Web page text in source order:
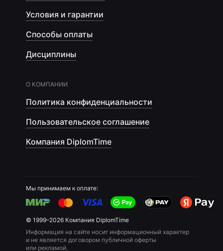
Условия и гарантии
Способы оплаты
Дисциплины
О КОМПАНИИ
Политика конфиденциальности
Пользовательское соглашение
Компания DiplomTime
Мы принимаем к оплате:
© 1999–2026 Компания DiplomTime
Информация на сайте носит информационный характер
и не является договором публичной оферты
или рекламой.